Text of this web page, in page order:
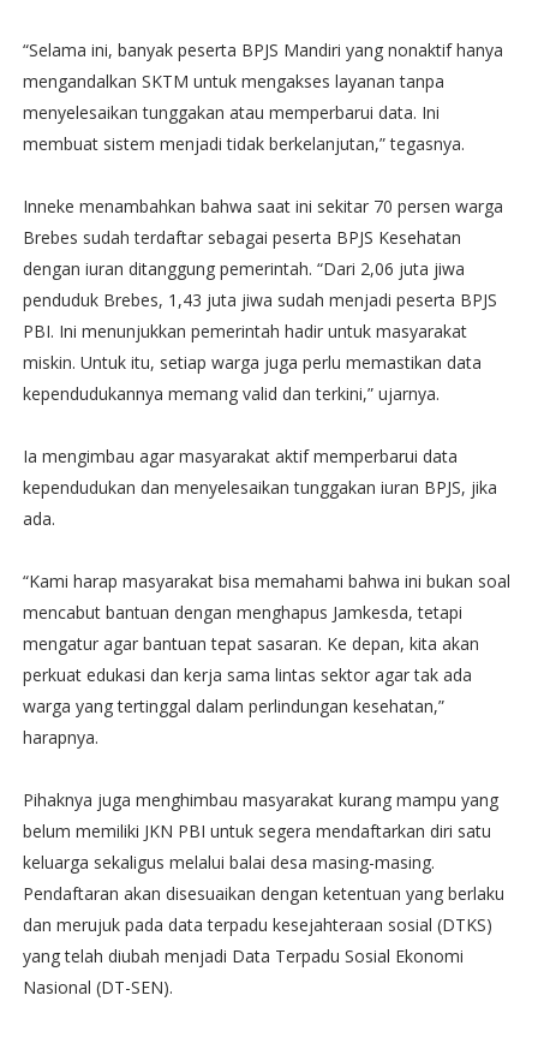
“Selama ini, banyak peserta BPJS Mandiri yang nonaktif hanya
mengandalkan SKTM untuk mengakses layanan tanpa
menyelesaikan tunggakan atau memperbarui data. Ini
membuat sistem menjadi tidak berkelanjutan,” tegasnya.
Inneke menambahkan bahwa saat ini sekitar 70 persen warga
Brebes sudah terdaftar sebagai peserta BPJS Kesehatan
dengan iuran ditanggung pemerintah. “Dari 2,06 juta jiwa
penduduk Brebes, 1,43 juta jiwa sudah menjadi peserta BPJS
PBI. Ini menunjukkan pemerintah hadir untuk masyarakat
miskin. Untuk itu, setiap warga juga perlu memastikan data
kependudukannya memang valid dan terkini,” ujarnya.
Ia mengimbau agar masyarakat aktif memperbarui data
kependudukan dan menyelesaikan tunggakan iuran BPJS, jika
ada.
“Kami harap masyarakat bisa memahami bahwa ini bukan soal
mencabut bantuan dengan menghapus Jamkesda, tetapi
mengatur agar bantuan tepat sasaran. Ke depan, kita akan
perkuat edukasi dan kerja sama lintas sektor agar tak ada
warga yang tertinggal dalam perlindungan kesehatan,”
harapnya.
Pihaknya juga menghimbau masyarakat kurang mampu yang
belum memiliki JKN PBI untuk segera mendaftarkan diri satu
keluarga sekaligus melalui balai desa masing-masing.
Pendaftaran akan disesuaikan dengan ketentuan yang berlaku
dan merujuk pada data terpadu kesejahteraan sosial (DTKS)
yang telah diubah menjadi Data Terpadu Sosial Ekonomi
Nasional (DT-SEN).